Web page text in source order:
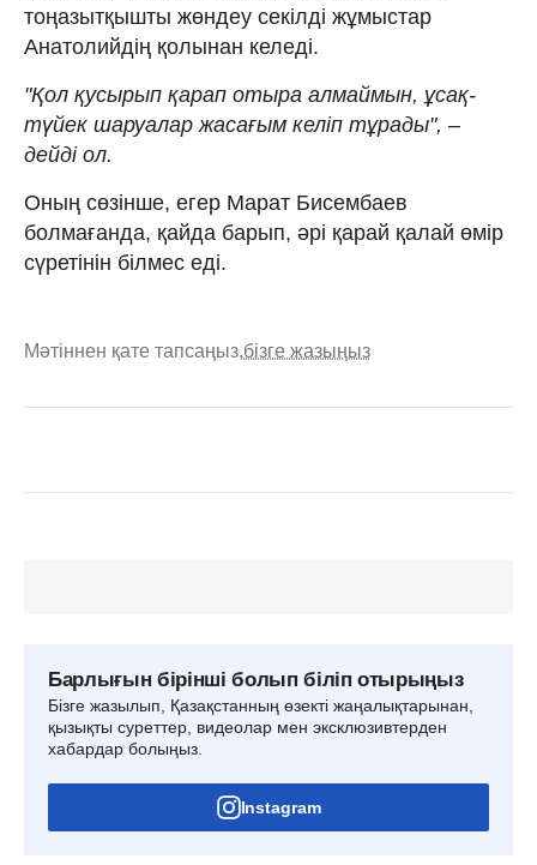
тоңазытқышты жөндеу секілді жұмыстар
Анатолийдің қолынан келеді.
"Қол қусырып қарап отыра алмаймын, ұсақ-
түйек шаруалар жасағым келіп тұрады", –
дейді ол.
Оның сөзінше, егер Марат Бисембаев
болмағанда, қайда барып, әрі қарай қалай өмір
сүретінін білмес еді.
Мәтіннен қате тапсаңыз,бізге жазыңыз
Барлығын бірінші болып біліп отырыңыз
Бізге жазылып, Қазақстанның өзекті жаңалықтарынан,
қызықты суреттер, видеолар мен эксклюзивтерден
хабардар болыңыз.
Instagram